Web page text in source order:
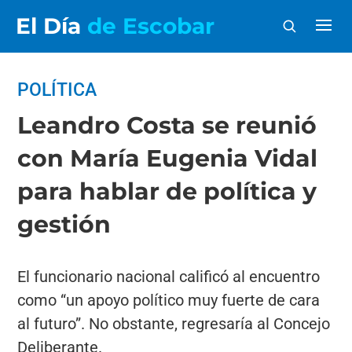
El Día de Escobar
POLÍTICA
Leandro Costa se reunió
con María Eugenia Vidal
para hablar de política y
gestión
El funcionario nacional calificó al encuentro
como “un apoyo político muy fuerte de cara
al futuro”. No obstante, regresaría al Concejo
Deliberante.